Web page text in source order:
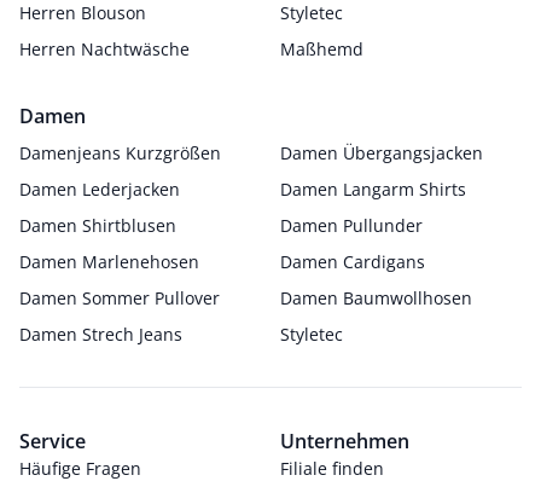
Herren Blouson
Styletec
Herren Nachtwäsche
Maßhemd
Damen
Damenjeans Kurzgrößen
Damen Übergangsjacken
Damen Lederjacken
Damen Langarm Shirts
Damen Shirtblusen
Damen Pullunder
Damen Marlenehosen
Damen Cardigans
Damen Sommer Pullover
Damen Baumwollhosen
Damen Strech Jeans
Styletec
Service
Häufige Fragen
Unternehmen
Filiale finden